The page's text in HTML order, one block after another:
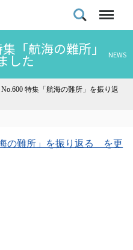
「航海の難所」
した NEWS
No.600 特集「航海の難所」を振り返
海の難所」を振り返る を更